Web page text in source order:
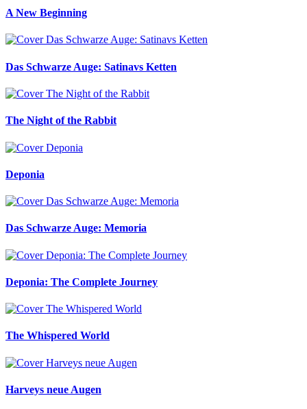
A New Beginning
Das Schwarze Auge: Satinavs Ketten
The Night of the Rabbit
Deponia
Das Schwarze Auge: Memoria
Deponia: The Complete Journey
The Whispered World
Harveys neue Augen